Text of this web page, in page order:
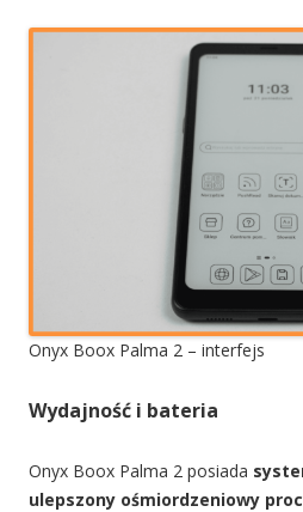
Onyx Boox Palma 2 – interfejs
Wydajność i bateria
Onyx Boox Palma 2 posiada
ulepszony ośmiordzeniowy